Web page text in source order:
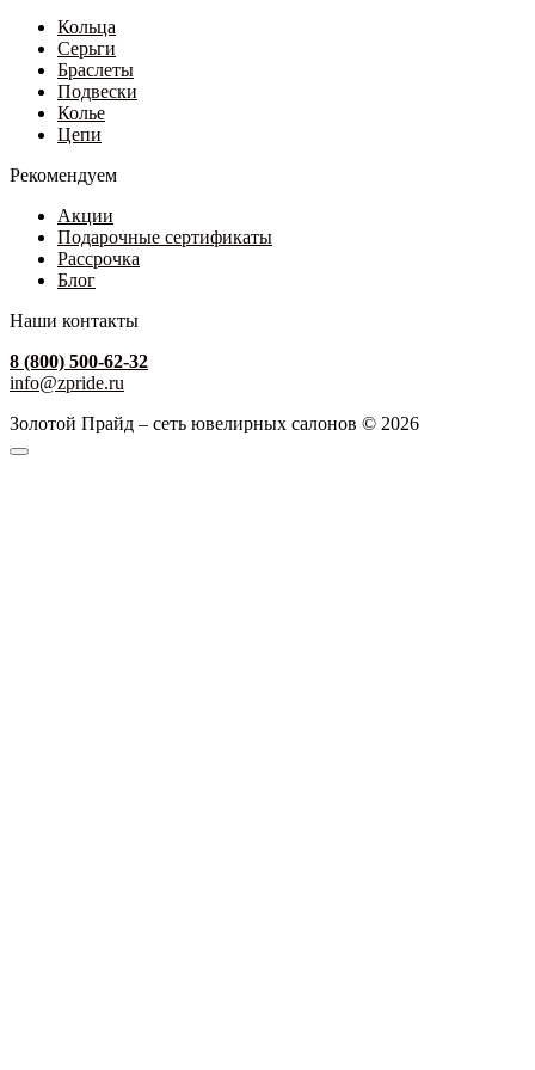
Кольца
Серьги
Браслеты
Подвески
Колье
Цепи
Рекомендуем
Акции
Подарочные сертификаты
Рассрочка
Блог
Наши контакты
8 (800) 500-62-32
info@zpride.ru
Золотой Прайд – сеть ювелирных салонов © 2026